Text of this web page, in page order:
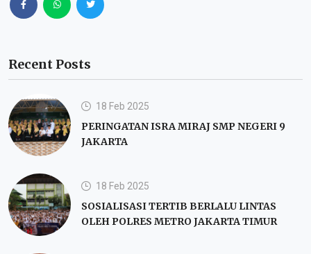
Recent Posts
18 Feb 2025
PERINGATAN ISRA MIRAJ SMP NEGERI 9
JAKARTA
18 Feb 2025
SOSIALISASI TERTIB BERLALU LINTAS
OLEH POLRES METRO JAKARTA TIMUR